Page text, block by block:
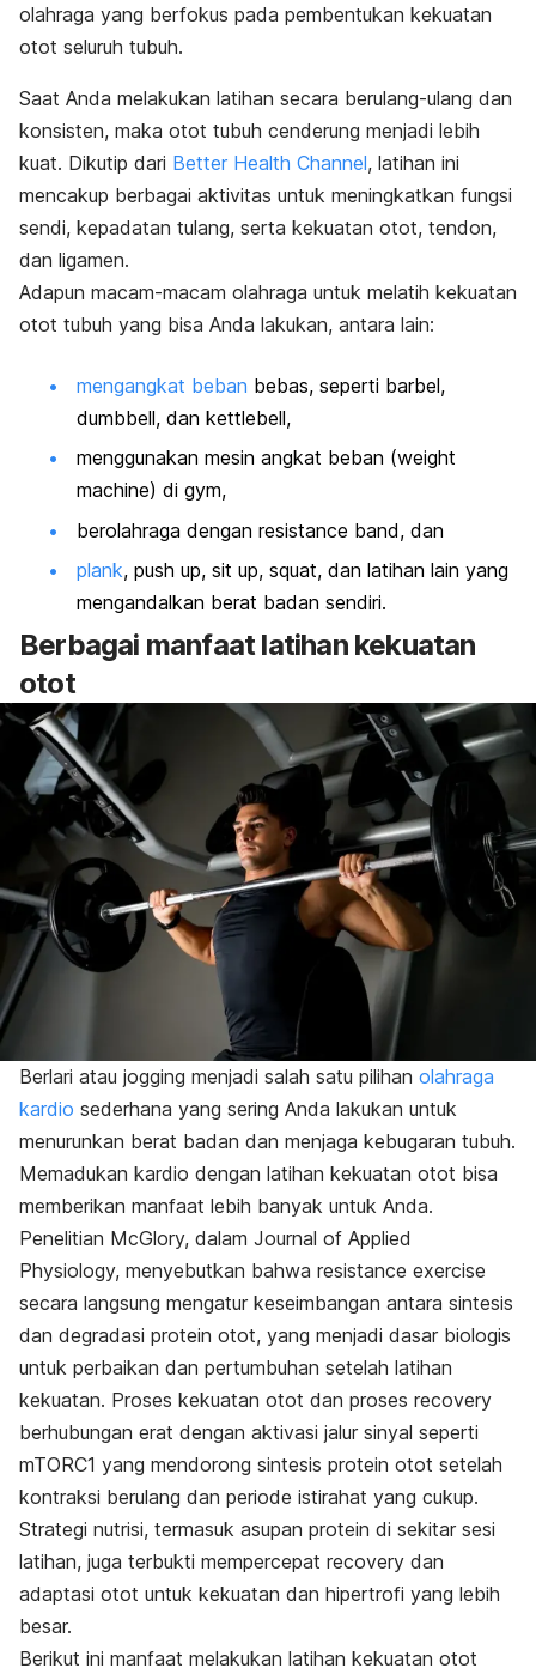
olahraga yang berfokus pada pembentukan kekuatan
otot seluruh tubuh.
Saat Anda melakukan latihan secara berulang-ulang dan
konsisten, maka otot tubuh cenderung menjadi lebih
kuat. Dikutip dari Better Health Channel, latihan ini
mencakup berbagai aktivitas untuk meningkatkan fungsi
sendi, kepadatan tulang, serta kekuatan otot, tendon,
dan ligamen.
Adapun macam-macam olahraga untuk melatih kekuatan
otot tubuh yang bisa Anda lakukan, antara lain:
mengangkat beban bebas, seperti barbel,
dumbbell, dan kettlebell,
menggunakan mesin angkat beban (weight
machine) di gym,
berolahraga dengan resistance band, dan
plank, push up, sit up, squat, dan latihan lain yang
mengandalkan berat badan sendiri.
Berbagai manfaat latihan kekuatan
otot
Berlari atau jogging menjadi salah satu pilihan olahraga
kardio sederhana yang sering Anda lakukan untuk
menurunkan berat badan dan menjaga kebugaran tubuh.
Memadukan kardio dengan latihan kekuatan otot bisa
memberikan manfaat lebih banyak untuk Anda.
Penelitian McGlory, dalam Journal of Applied
Physiology, menyebutkan bahwa resistance exercise
secara langsung mengatur keseimbangan antara sintesis
dan degradasi protein otot, yang menjadi dasar biologis
untuk perbaikan dan pertumbuhan setelah latihan
kekuatan. Proses kekuatan otot dan proses recovery
berhubungan erat dengan aktivasi jalur sinyal seperti
mTORC1 yang mendorong sintesis protein otot setelah
kontraksi berulang dan periode istirahat yang cukup.
Strategi nutrisi, termasuk asupan protein di sekitar sesi
latihan, juga terbukti mempercepat recovery dan
adaptasi otot untuk kekuatan dan hipertrofi yang lebih
besar.
Berikut ini manfaat melakukan latihan kekuatan otot